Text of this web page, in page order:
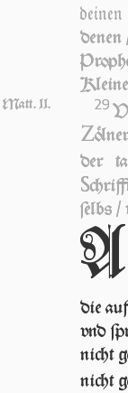
denen
Matt. 11. 29
Z
der
S
ſelbs /
A
die
vnd
nicht
nicht